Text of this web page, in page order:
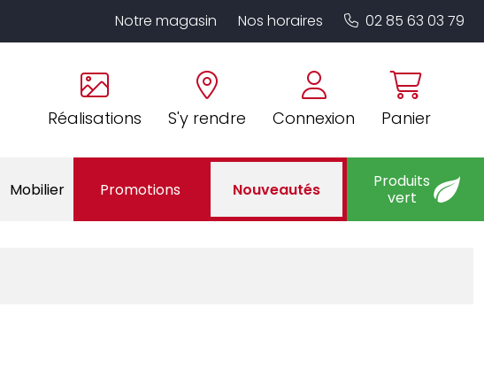
Réalisations S'y rendre Connexion Panier
Notre magasin Nos horaires 02 85 63 03 79
Mobilier Promotions Nouveautés
Produits
vert